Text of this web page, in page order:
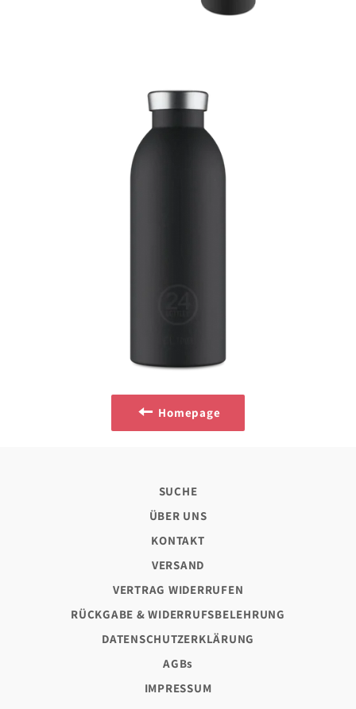
Homepage
SUCHE
ÜBER UNS
KONTAKT
VERSAND
VERTRAG WIDERRUFEN
RÜCKGABE & WIDERRUFSBELEHRUNG
DATENSCHUTZERKLÄRUNG
AGBs
IMPRESSUM